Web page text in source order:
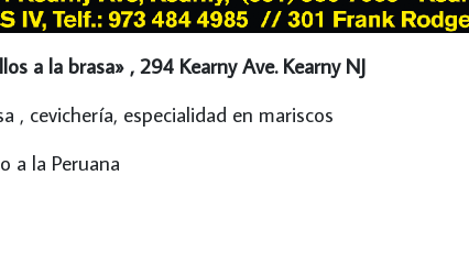
a la brasa» , 294 Kearny Ave. Kearny NJ
, cevichería, especialidad en mariscos
a la Peruana